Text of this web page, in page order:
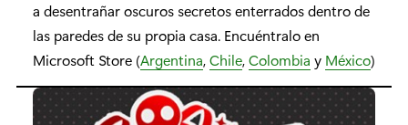
a desentrañar oscuros secretos enterrados dentro de
las paredes de su propia casa. Encuéntralo en
Microsoft Store (Argentina,Chile,Colombia y México)